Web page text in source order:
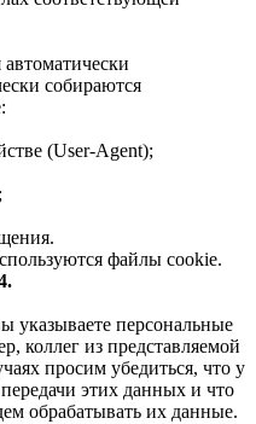
собираются
(User-Agent);
файлы cookie.
указываете персональные
коллег из представляемой
просим убедиться, что у
этих данных и что
обрабатывать их данные.